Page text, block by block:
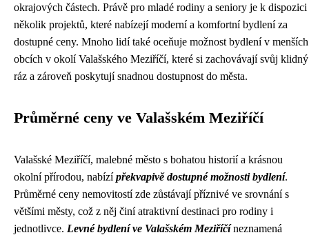
okrajových částech. Právě pro mladé rodiny a seniory je k dispozici
několik projektů, které nabízejí moderní a komfortní bydlení za
dostupné ceny. Mnoho lidí také oceňuje možnost bydlení v menších
obcích v okolí Valašského Meziříčí, které si zachovávají svůj klidný
ráz a zároveň poskytují snadnou dostupnost do města.
Průměrné ceny ve Valašském Meziříčí
Valašské Meziříčí, malebné město s bohatou historií a krásnou
okolní přírodou, nabízípřekvapivě dostupné možnosti bydlení.
Průměrné ceny nemovitostí zde zůstávají příznivé ve srovnání s
většími městy, což z něj činí atraktivní destinaci pro rodiny i
jednotlivce. Levné bydlení ve Valašském Meziříčíneznamená